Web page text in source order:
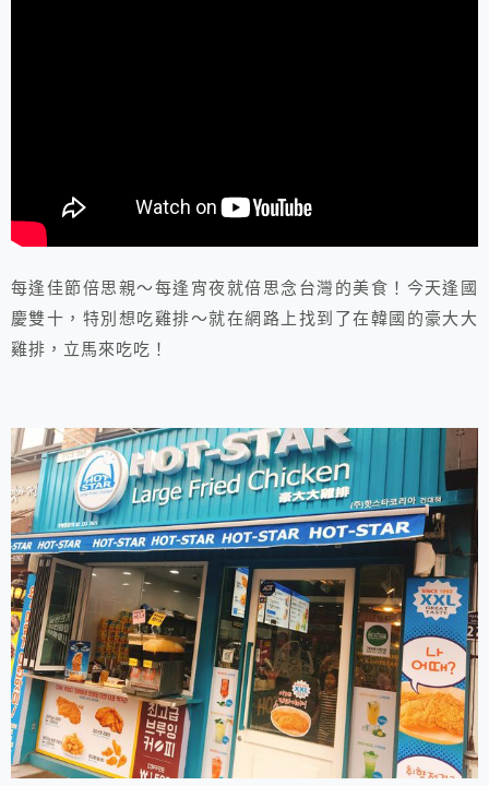
每逢佳節倍思親～每逢宵夜就倍思念台灣的美食！今天逢國
慶雙十，特別想吃雞排～就在網路上找到了在韓國的豪大大
雞排，立馬來吃吃！